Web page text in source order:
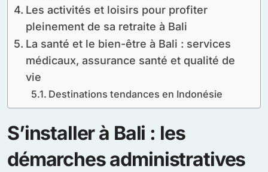
Les activités et loisirs pour profiter
pleinement de sa retraite à Bali
La santé et le bien-être à Bali : services
médicaux, assurance santé et qualité de
vie
Destinations tendances en Indonésie
S’installer à Bali : les
démarches administratives